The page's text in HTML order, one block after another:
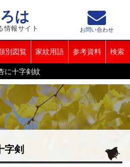
は
情報サイト
別図覧 家紋用語 参考資料 検索
お問い合わせ
に十字剣紋
字剣